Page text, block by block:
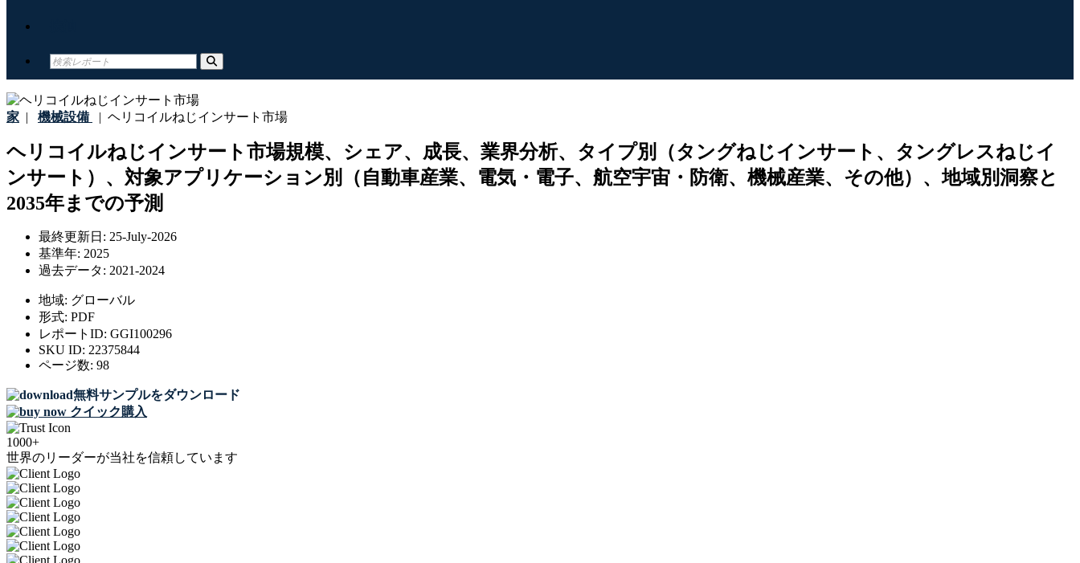
家 | 機械設備 | ヘリコイルねじインサート市場
ヘリコイルねじインサート市場規模、シェア、成長、業界分析、タイプ別（タングねじインサート、タングレスねじイ
ンサート）、対象アプリケーション別（自動車産業、電気・電子、航空宇宙・防衛、機械産業、その他）、地域別洞察と
2035年までの予測
最終更新日: 25-July-2026
基準年: 2025
過去データ: 2021-2024
地域: グローバル
形式: PDF
レポートID: GGI100296
SKU ID: 22375844
ページ数: 98
無料サンプルをダウンロード
クイック購入
1000+
世界のリーダーが当社を信頼しています